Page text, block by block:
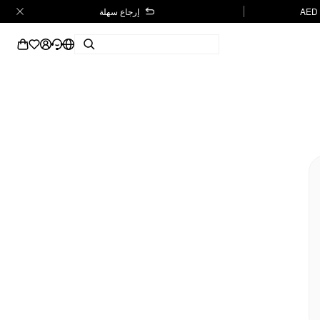
إرجاع سهلة